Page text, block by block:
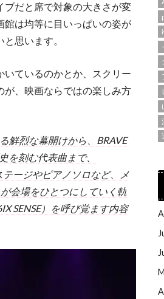
ブだと席で対象の大きさが変
館は均等に目いっぱいの姿が
思います。
ているのかとか、スクリー
が、映画ならではの楽しみ方
鮮烈な幕開けから、BRAVE
を刻む代表曲まで、
ージやピアノソロなど、メ
会場をひとつにしていく軌
SENSE）を呼び覚ます内容